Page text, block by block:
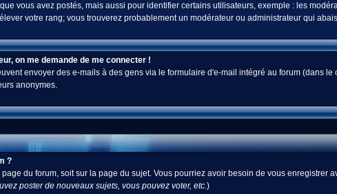
vous avez postés, mais aussi pour identifier certains utilisateurs, exemple : les
votre rang; vous trouverez probablement un modérateur ou administrateur qui
on me demande de me connecter !
envoyer des e-mails à des gens via le formulaire d'e-mail intégré au forum (dans
anonymes.
?
du forum, soit sur la page du sujet. Vous pourriez avoir besoin de vous
poster de nouveaux sujets, vous pouvez voter, etc.)